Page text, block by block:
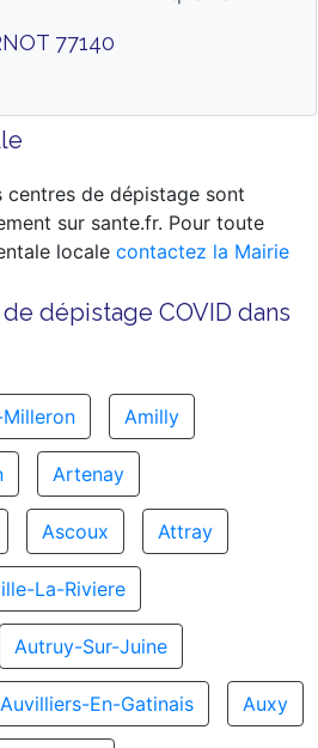
77140
centres de dépistage sont
sur sante.fr. Pour toute
locale contactez la Mairie
dépistage COVID dans
Amilly
Artenay
Ascoux Attray
La-Riviere
Autruy-Sur-Juine
Auvilliers-En-Gatinais Auxy